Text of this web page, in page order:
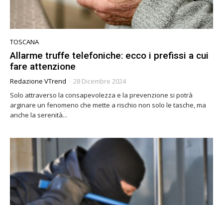
TOSCANA
Allarme truffe telefoniche: ecco i prefissi a cui
fare attenzione
Redazione VTrend - 28 Dicembre 2024
Solo attraverso la consapevolezza e la prevenzione si potrà
arginare un fenomeno che mette a rischio non solo le tasche, ma
anche la serenità...